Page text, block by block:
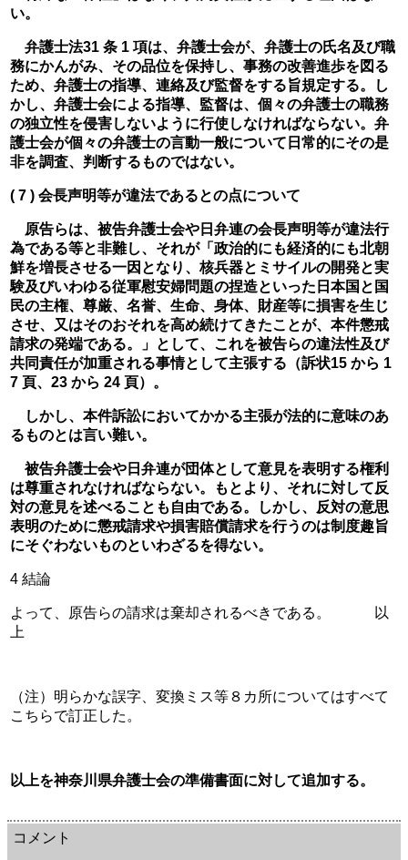
い。
弁護士法31 条 1 項は、弁護士会が、弁護士の氏名及び職
務にかんがみ、その品位を保持し、事務の改善進歩を図る
ため、弁護士の指導、連絡及び監督をする旨規定する。し
かし、弁護士会による指導、監督は、個々の弁護士の職務
の独立性を侵害しないように行使しなければならない。弁
護士会が個々の弁護士の言動一般について日常的にその是
非を調査、判断するものではない。
( 7 ) 会長声明等が違法であるとの点について
原告らは、被告弁護士会や日弁連の会長声明等が違法行
為である等と非難し、それが「政治的にも経済的にも北朝
鮮を増長させる一因となり、核兵器とミサイルの開発と実
験及びいわゆる従軍慰安婦問題の捏造といった日本国と国
民の主権、尊厳、名誉、生命、身体、財産等に損害を生じ
させ、又はそのおそれを高め続けてきたことが、本件懲戒
請求の発端である。」として、これを被告らの違法性及び
共同責任が加重される事情として主張する（訴状15 から 1
7 頁、23 から 24 頁）。
しかし、本件訴訟においてかかる主張が法的に意味のあ
るものとは言い難い。
被告弁護士会や日弁連が団体として意見を表明する権利
は尊重されなければならない。もとより、それに対して反
対の意見を述べることも自由である。しかし、反対の意思
表明のために懲戒請求や損害賠償請求を行うのは制度趣旨
にそぐわないものといわざるを得ない。
4 結論
よって、原告らの請求は棄却されるべきである。　　　以
上
（注）明らかな誤字、変換ミス等８カ所についてはすべて
こちらで訂正した。
以上を神奈川県弁護士会の準備書面に対して追加する。
コメント